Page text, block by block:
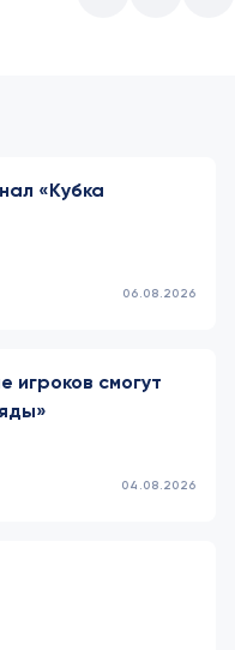
«Кубка
06.08.2026
игроков смогут
04.08.2026